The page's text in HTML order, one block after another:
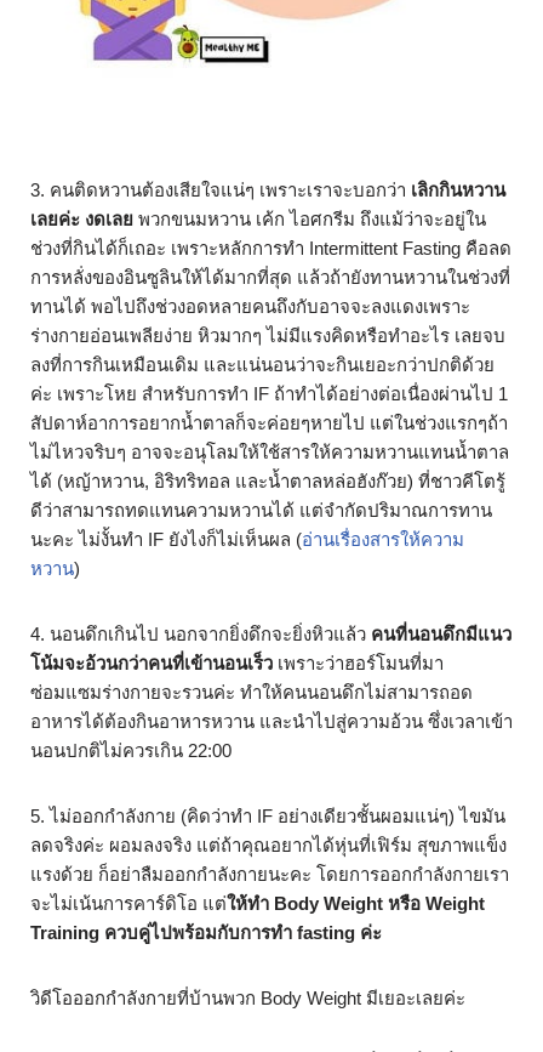
3. คนติดหวานต้องเสียใจแน่ๆ เพราะเราจะบอกว่า เลิกกินหวาน
เลยค่ะ งดเลย พวกขนมหวาน เค้ก ไอศกรีม ถึงแม้ว่าจะอยู่ใน
ช่วงที่กินได้ก็เถอะ เพราะหลักการทำ Intermittent Fasting คือลด
การหลั่งของอินซูลินให้ได้มากที่สุด แล้วถ้ายังทานหวานในช่วงที่
ทานได้ พอไปถึงช่วงอดหลายคนถึงกับอาจจะลงแดงเพราะ
ร่างกายอ่อนเพลียง่าย หิวมากๆ ไม่มีแรงคิดหรือทำอะไร เลยจบ
ลงที่การกินเหมือนเดิม และแน่นอนว่าจะกินเยอะกว่าปกติด้วย
ค่ะ เพราะโหย สำหรับการทำ IF ถ้าทำได้อย่างต่อเนื่องผ่านไป 1
สัปดาห์อาการอยากน้ำตาลก็จะค่อยๆหายไป แต่ในช่วงแรกๆถ้า
ไม่ไหวจริบๆ อาจจะอนุโลมให้ใช้สารให้ความหวานแทนน้ำตาล
ได้ (หญ้าหวาน, อิริทริทอล และน้ำตาลหล่อฮังก๊วย) ที่ชาวคีโตรู้
ดีว่าสามารถทดแทนความหวานได้ แต่จำกัดปริมาณการทาน
นะคะ ไม่งั้นทำ IF ยังไงก็ไม่เห็นผล (อ่านเรื่องสารให้ความ
หวาน)
4. นอนดึกเกินไป นอกจากยิ่งดึกจะยิ่งหิวแล้ว คนที่นอนดึกมีแนว
โน้มจะอ้วนกว่าคนที่เข้านอนเร็ว เพราะว่าฮอร์โมนที่มา
ซ่อมแซมร่างกายจะรวนค่ะ ทำให้คนนอนดึกไม่สามารถอด
อาหารได้ต้องกินอาหารหวาน และนำไปสู่ความอ้วน ซึ่งเวลาเข้า
นอนปกติไม่ควรเกิน 22:00
5. ไม่ออกกำลังกาย (คิดว่าทำ IF อย่างเดียวชั้นผอมแน่ๆ) ไขมัน
ลดจริงค่ะ ผอมลงจริง แต่ถ้าคุณอยากได้หุ่นที่เฟิร์ม สุขภาพแข็ง
แรงด้วย ก็อย่าลืมออกกำลังกายนะคะ โดยการออกกำลังกายเรา
จะไม่เน้นการคาร์ดิโอ แต่ให้ทำ Body Weight หรือ Weight
Training ควบคู่ไปพร้อมกับการทำ fasting ค่ะ
วิดีโอออกกำลังกายที่บ้านพวก Body Weight มีเยอะเลยค่ะ